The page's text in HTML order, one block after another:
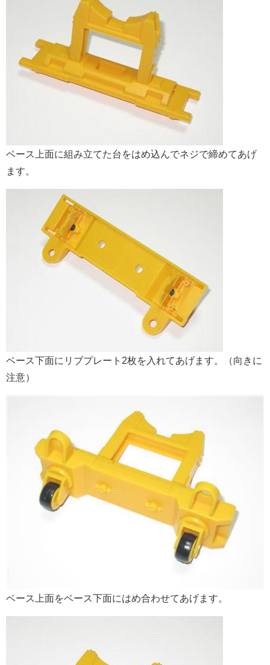
ベース上面に組み立てた台をはめ込んでネジで締めてあげ
ます。
ベース下面にリブプレート2枚を入れてあげます。（向きに
注意）
ベース上面をベース下面にはめ合わせてあげます。